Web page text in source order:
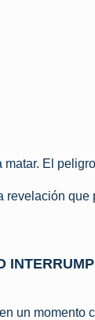
El
revelación que
un momento